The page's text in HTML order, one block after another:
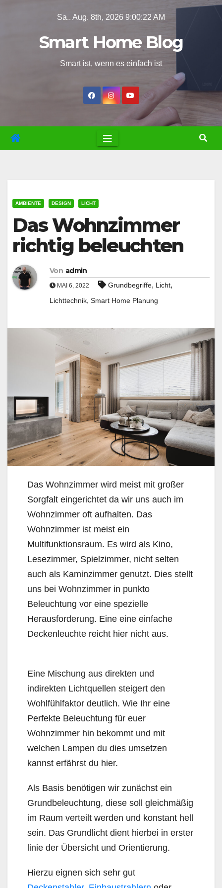
Sa.. Aug. 8th, 2026 9:00:23 AM
Smart Home Blog
Smart ist, wenn es einfach ist
AMBIENTE DESIGN LICHT
Das Wohnzimmer
richtig beleuchten
Von admin
MAI 6, 2022 Grundbegriffe, Licht,
Lichttechnik, Smart Home Planung
Das Wohnzimmer wird meist mit großer
Sorgfalt eingerichtet da wir uns auch im
Wohnzimmer oft aufhalten. Das
Wohnzimmer ist meist ein
Multifunktionsraum. Es wird als Kino,
Lesezimmer, Spielzimmer, nicht selten
auch als Kaminzimmer genutzt. Dies stellt
uns bei Wohnzimmer in punkto
Beleuchtung vor eine spezielle
Herausforderung. Eine eine einfache
Deckenleuchte reicht hier nicht aus.
Eine Mischung aus direkten und
indirekten Lichtquellen steigert den
Wohlfühlfaktor deutlich. Wie Ihr eine
Perfekte Beleuchtung für euer
Wohnzimmer hin bekommt und mit
welchen Lampen du dies umsetzen
kannst erfährst du hier.
Als Basis benötigen wir zunächst ein
Grundbeleuchtung, diese soll gleichmäßig
im Raum verteilt werden und konstant hell
sein. Das Grundlicht dient hierbei in erster
linie der Übersicht und Orientierung.
Hierzu eignen sich sehr gut